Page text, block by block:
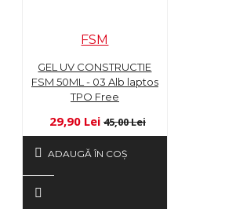
FSM
GEL UV CONSTRUCTIE
FSM 50ML - 03 Alb laptos
TPO Free
29,90 Lei 45,00 Lei
ADAUGĂ ÎN COŞ